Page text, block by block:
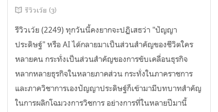
รีวิวเว้ย (3)
รีวิวเว้ย (2249) ทุกวันนี้คงยากจะปฏิเสธว่า "ปัญญา
ประดิษฐ์" หรือ AI ได้กลายมาเป็นส่วนสำคัญของชีวิตใคร
หลายคน กระทั่งเป็นส่วนสำคัญของการขับเคลื่อนธุรกิจ
หลากหลายธุรกิจในหลายภาคส่วน กระทั่งในภาคราชการ
และภาควิชาการเองปัญญาประดิษฐ์ก็เข้ามามีบทบาทสำคัญ
ในการผลิกโฉมวงการวิชการ อย่างการที่ในหลายปีมานี้